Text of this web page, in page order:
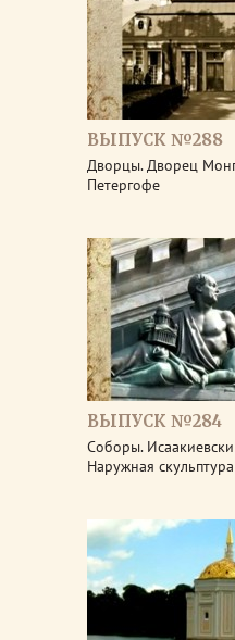
ВЫПУСК №288
Дворцы. Дворец
Петергофе
ВЫПУСК №284
Соборы.
Наружная скульптура